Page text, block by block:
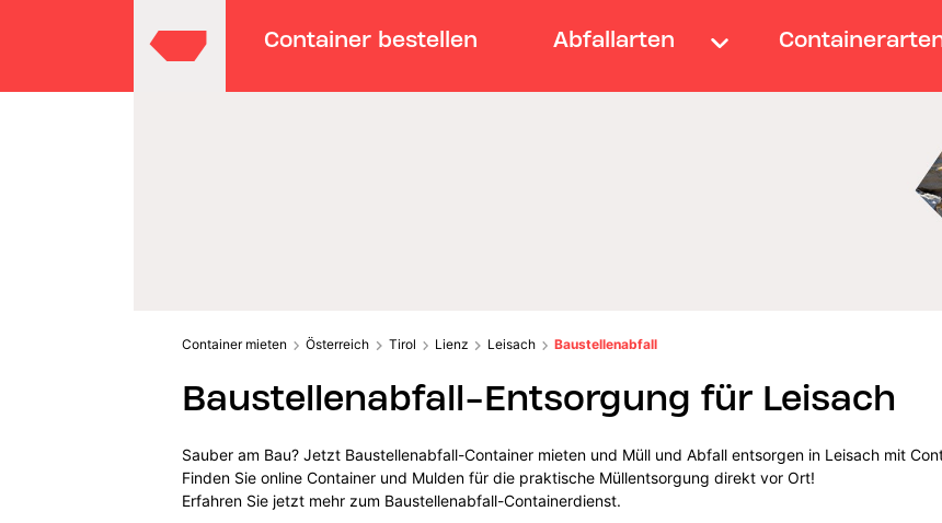
Container bestellen Abfallarten
Container mieten Österreich Tirol Lienz Leisach Baustellenabfall
Baustellenabfall-Entsorgung für Leisach
Sauber am Bau? Jetzt Baustellenabfall-Container mieten und Müll und Abfall entsorgen in Leisach mit
Finden Sie online Container und Mulden für die praktische Müllentsorgung direkt vor Ort!
Erfahren Sie jetzt mehr zum Baustellenabfall-Containerdienst.